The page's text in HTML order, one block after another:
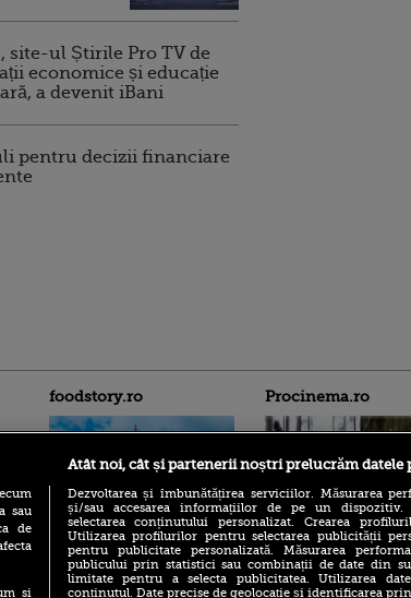
site-ul Știrile Pro TV de
economice și educație
a devenit iBani
pentru decizii financiare
foodstory.ro
(P) Descoperă Lumea
Evenimentelor din România
cu Transilvania Events!
Procinema.ro
Nikolaj Coster-
Urzeala Tronurilor și
Annabelle Wallis,
sau
de
si
Atât noi, cât și partenerii noștri prelucrăm datele
Dezvoltarea și îmbunătățirea serviciilor. Măsurarea
și/sau accesarea informațiilor de pe un
selectarea conținutului personalizat. Crearea
Utilizarea profilurilor pentru selectarea publicității
pentru publicitate personalizată. Măsurarea
publicului prin statistici sau combinații de date din
limitate pentru a selecta publicitatea. Utilizarea
conținutul. Date precise de geolocație și identificarea